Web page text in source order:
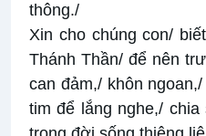
thông./
Xin cho chúng con/
Thánh Thần/ để nên
can đảm,/ khôn
tim để lắng nghe,/